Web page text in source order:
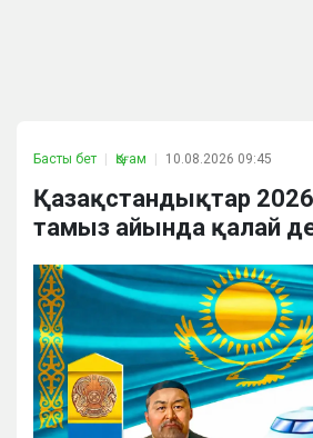
Басты бет Қоғам 10.08.2026 09:45
Қазақстандықтар
тамыз айында қалай